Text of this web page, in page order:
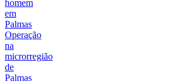
homem
em
Palmas
Operação
na
microrregião
de
Palmas